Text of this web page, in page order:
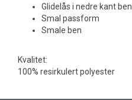
Glidelås i nedre kant ben
Smal passform
Smale ben
Kvalitet:
100% resirkulert polyester